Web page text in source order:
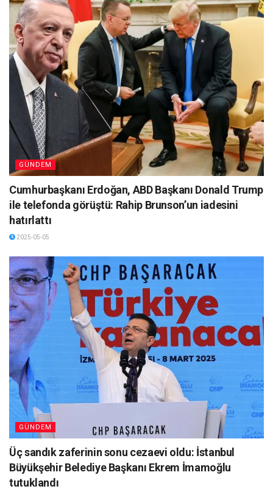
GÜNDEM
Cumhurbaşkanı Erdoğan, ABD Başkanı Donald Trump
ile telefonda görüştü: Rahip Brunson’un iadesini
hatırlattı
2025-05-05
GÜNDEM
Üç sandık zaferinin sonu cezaevi oldu: İstanbul
Büyükşehir Belediye Başkanı Ekrem İmamoğlu
tutuklandı